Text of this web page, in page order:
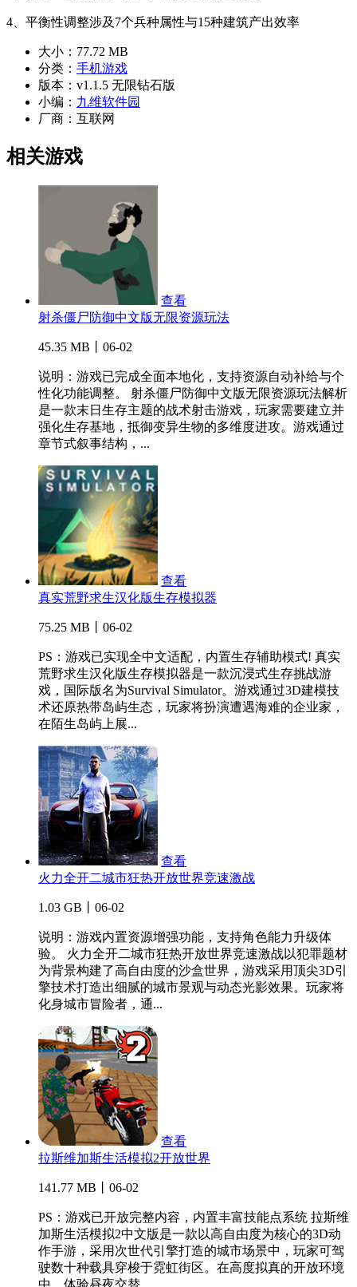
4、平衡性调整涉及7个兵种属性与15种建筑产出效率
大小： 77.72 MB
分类： 手机游戏
版本： v1.1.5 无限钻石版
小编： 九维软件园
厂商： 互联网
相关游戏
查看
射杀僵尸防御中文版无限资源玩法
45.35 MB丨06-02
说明：游戏已完成全面本地化，支持资源自动补给与个
性化功能调整。 射杀僵尸防御中文版无限资源玩法解析
是一款末日生存主题的战术射击游戏，玩家需要建立并
强化生存基地，抵御变异生物的多维度进攻。游戏通过
章节式叙事结构，...
查看
真实荒野求生汉化版生存模拟器
75.25 MB丨06-02
PS：游戏已实现全中文适配，内置生存辅助模式! 真实
荒野求生汉化版生存模拟器是一款沉浸式生存挑战游
戏，国际版名为Survival Simulator。游戏通过3D建模技
术还原热带岛屿生态，玩家将扮演遭遇海难的企业家，
在陌生岛屿上展...
查看
火力全开二城市狂热开放世界竞速激战
1.03 GB丨06-02
说明：游戏内置资源增强功能，支持角色能力升级体
验。 火力全开二城市狂热开放世界竞速激战以犯罪题材
为背景构建了高自由度的沙盒世界，游戏采用顶尖3D引
擎技术打造出细腻的城市景观与动态光影效果。玩家将
化身城市冒险者，通...
查看
拉斯维加斯生活模拟2开放世界
141.77 MB丨06-02
PS：游戏已开放完整内容，内置丰富技能点系统 拉斯维
加斯生活模拟2中文版是一款以高自由度为核心的3D动
作手游，采用次世代引擎打造的城市场景中，玩家可驾
驶数十种载具穿梭于霓虹街区。在高度拟真的开放环境
中，体验昼夜交替...